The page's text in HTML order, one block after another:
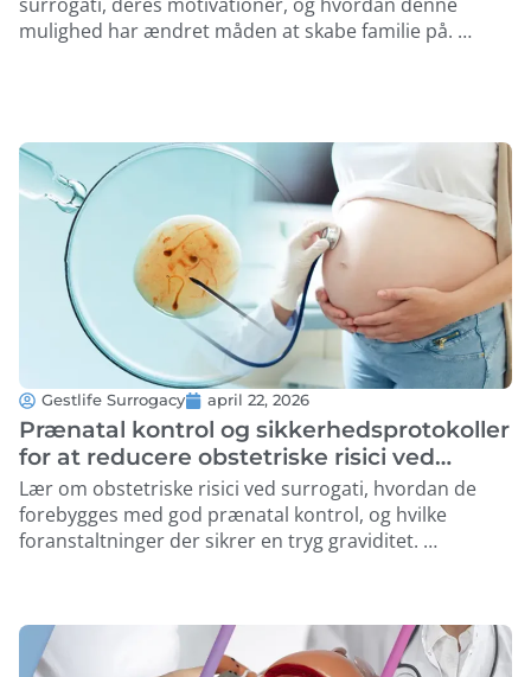
mulighed har ændret måden at skabe familie på. …
Gestlife Surrogacy april 22, 2026
Prænatal kontrol og sikkerhedsprotokoller
for at reducere obstetriske risici ved
surrogati
Lær om obstetriske risici ved surrogati, hvordan de
forebygges med god prænatal kontrol, og hvilke
foranstaltninger der sikrer en tryg graviditet. …